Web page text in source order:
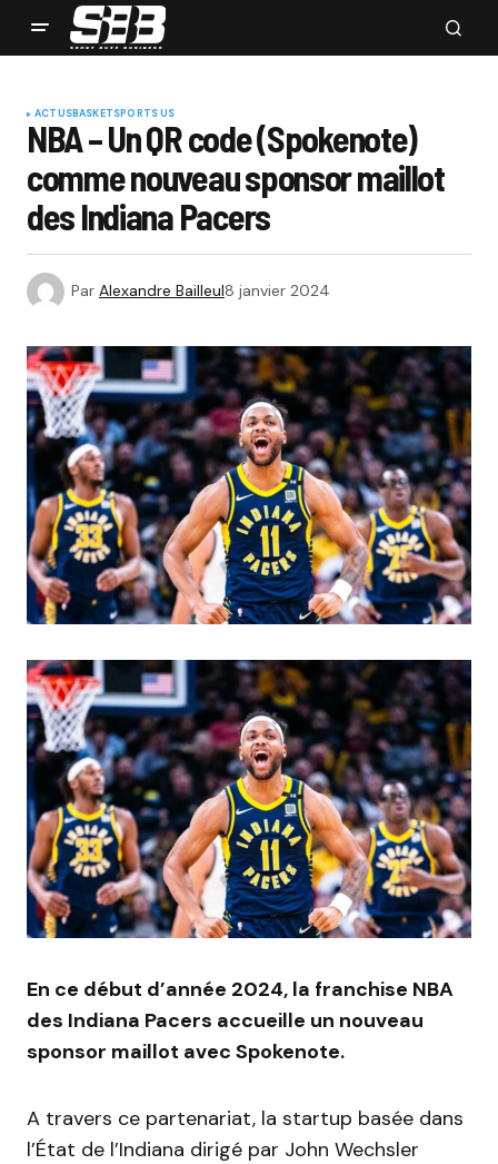
ACTUSBASKETSPORTS US
NBA – Un QR code (Spokenote)
comme nouveau sponsor maillot
des Indiana Pacers
Par Alexandre Bailleul8 janvier 2024
En ce début d’année 2024, la franchise NBA
des Indiana Pacers accueille un nouveau
sponsor maillot avec Spokenote.
A travers ce partenariat, la startup basée dans
l’État de l’Indiana dirigé par John Wechsler